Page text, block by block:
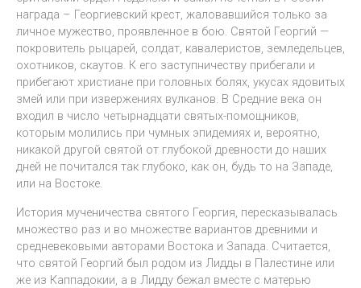
награда – Георгиевский крест, жаловавшийся только за
личное мужество, проявленное в бою. Святой Георгий —
покровитель рыцарей, солдат, кавалеристов, земледельцев,
охотников, скаутов. К его заступничеству прибегали и
прибегают христиане при головных болях, укусах ядовитых
змей или при извержениях вулканов. В Средние века он
входил в число четырнадцати святых-помощников,
которым молились при чумных эпидемиях и, вероятно,
никакой другой святой от глубокой древности до наших
дней не почитался так глубоко, как он, будь то на Западе,
или на Востоке.
История мученичества святого Георгия, пересказывалась
множество раз и во множестве вариантов древними и
средневековыми авторами Востока и Запада. Считается,
что святой Георгий был родом из Лидды в Палестине или
же из Каппадокии, а в Лидду бежал вместе с матерью